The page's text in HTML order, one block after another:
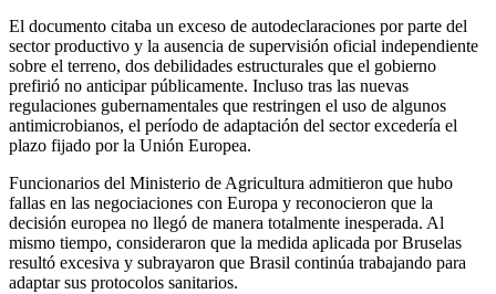
El documento citaba un exceso de autodeclaraciones por parte del
sector productivo y la ausencia de supervisión oficial independiente
sobre el terreno, dos debilidades estructurales que el gobierno
prefirió no anticipar públicamente. Incluso tras las nuevas
regulaciones gubernamentales que restringen el uso de algunos
antimicrobianos, el período de adaptación del sector excedería el
plazo fijado por la Unión Europea.
Funcionarios del Ministerio de Agricultura admitieron que hubo
fallas en las negociaciones con Europa y reconocieron que la
decisión europea no llegó de manera totalmente inesperada. Al
mismo tiempo, consideraron que la medida aplicada por Bruselas
resultó excesiva y subrayaron que Brasil continúa trabajando para
adaptar sus protocolos sanitarios.